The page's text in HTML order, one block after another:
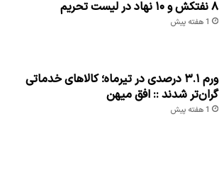
۸ نفتکش و ۱۰ نهاد در لیست تحریم
1 هفته پیش
ورم ۳.۱ درصدی در تیرماه؛ کالاهای خدماتی
گران‌تر شدند :: افق میهن
1 هفته پیش